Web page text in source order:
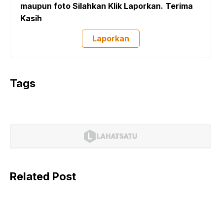
maupun foto Silahkan Klik Laporkan. Terima
Kasih
Laporkan
Tags
Related Post